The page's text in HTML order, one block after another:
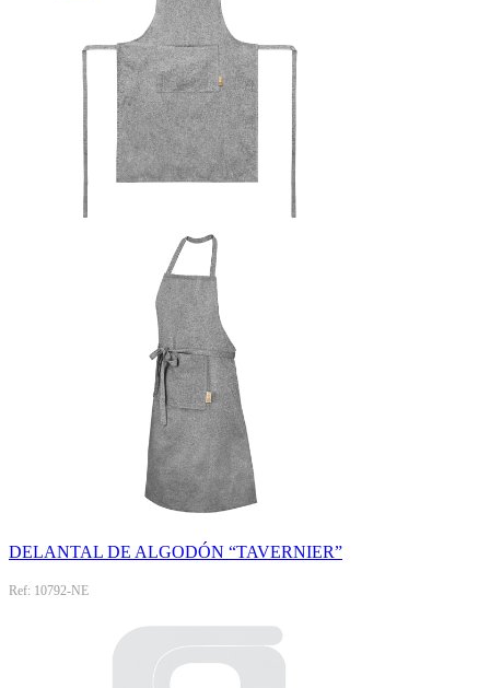
DELANTAL DE ALGODÓN “TAVERNIER”
Ref: 10792-NE